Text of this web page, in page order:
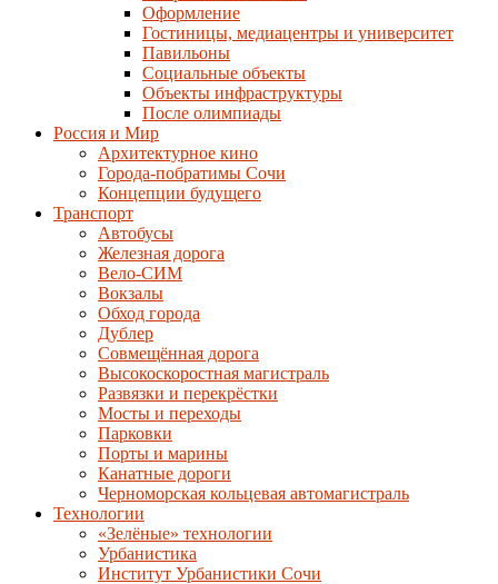
Оформление
Гостиницы, медиацентры и университет
Павильоны
Социальные объекты
Объекты инфраструктуры
После олимпиады
Россия и Мир
Архитектурное кино
Города-побратимы Сочи
Концепции будущего
Транспорт
Автобусы
Железная дорога
Вело-СИМ
Вокзалы
Обход города
Дублер
Совмещённая дорога
Высокоскоростная магистраль
Развязки и перекрёстки
Мосты и переходы
Парковки
Порты и марины
Канатные дороги
Черноморская кольцевая автомагистраль
Технологии
«Зелёные» технологии
Урбанистика
Институт Урбанистики Сочи